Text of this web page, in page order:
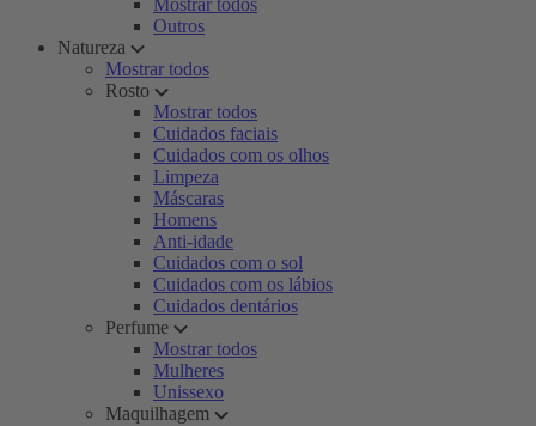
Mostrar todos
Outros
Natureza
Mostrar todos
Rosto
Mostrar todos
Cuidados faciais
Cuidados com os olhos
Limpeza
Máscaras
Homens
Anti-idade
Cuidados com o sol
Cuidados com os lábios
Cuidados dentários
Perfume
Mostrar todos
Mulheres
Unissexo
Maquilhagem